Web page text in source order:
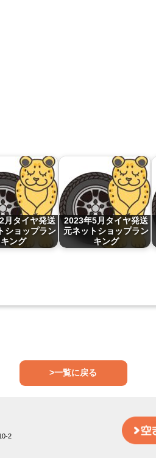
月タイヤ発送
ショップラン
キング
2023年5月タイヤ発送
元ネットショップラン
キング
>一覧に戻る
10-2